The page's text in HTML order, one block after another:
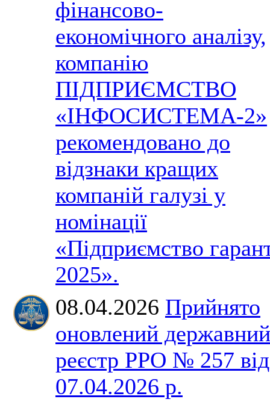
фінансово-
економічного аналізу,
компанію
ПІДПРИЄМСТВО
«ІНФОСИСТЕМА-2»
рекомендовано до
відзнаки кращих
компаній галузі у
номінації
«Підприємство
2025».
08.04.2026 Прийнято
оновлений державний
реєстр РРО № 257 від
07.04.2026 р.